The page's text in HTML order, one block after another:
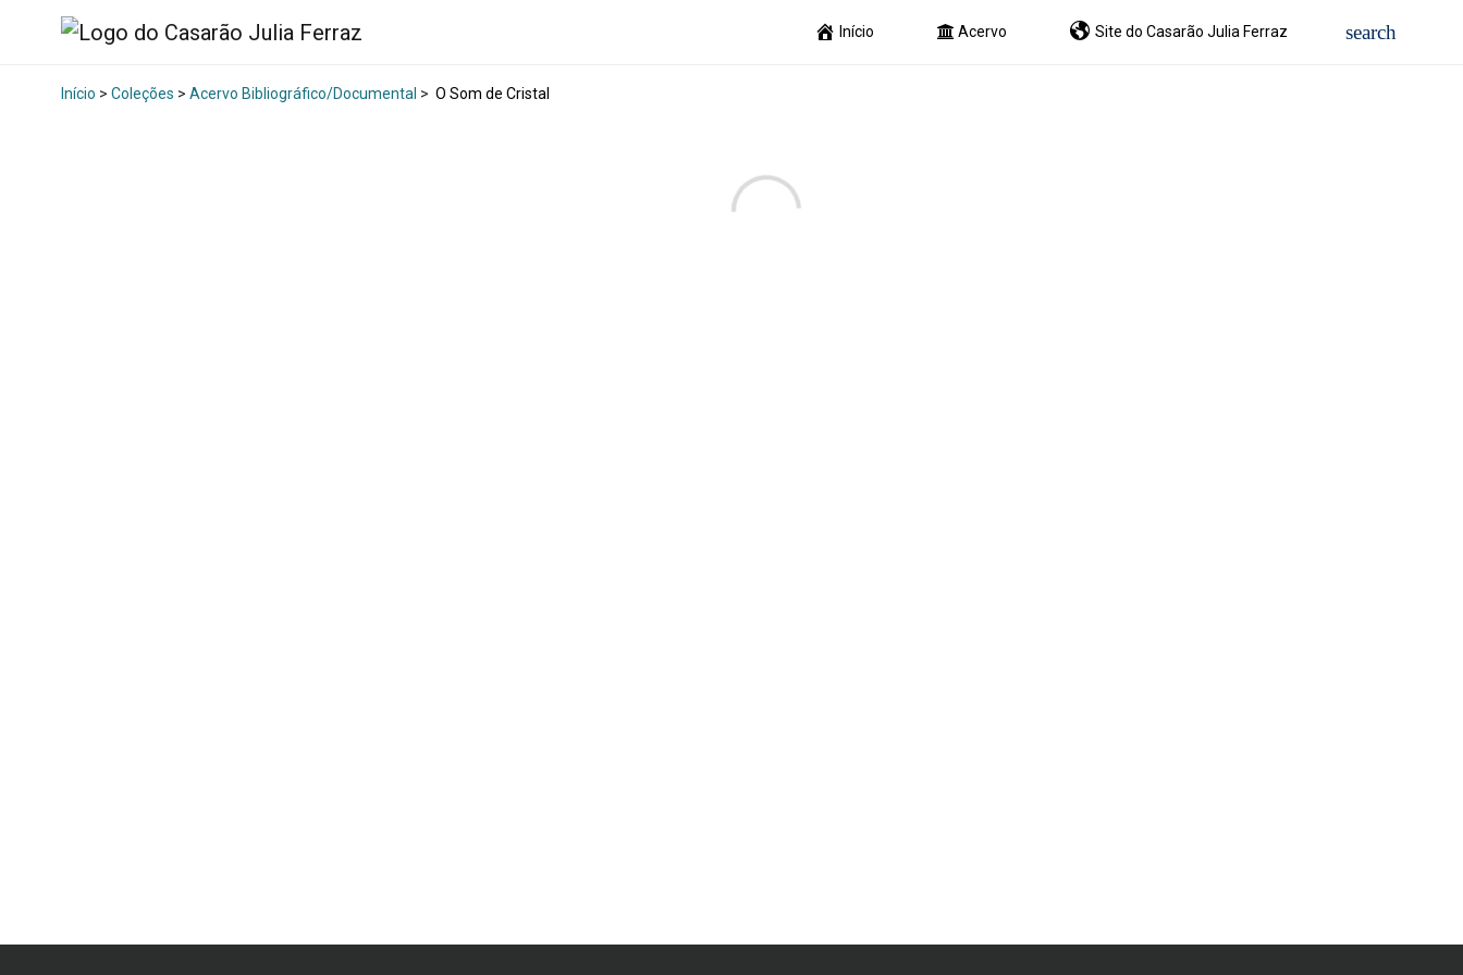
Início Acervo Site do Casarão Julia Ferraz
Início > Coleções > Acervo Bibliográfico/Documental > O Som de Cristal